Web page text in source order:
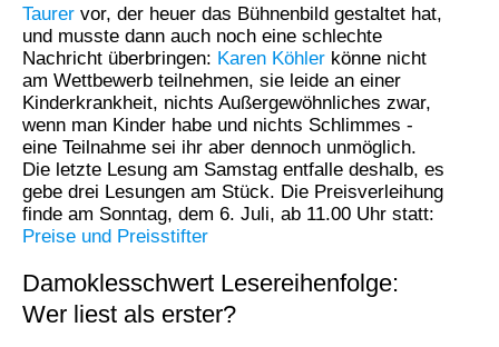
Taurer vor, der heuer das Bühnenbild gestaltet hat,
und musste dann auch noch eine schlechte
Nachricht überbringen: Karen Köhler könne nicht
am Wettbewerb teilnehmen, sie leide an einer
Kinderkrankheit, nichts Außergewöhnliches zwar,
wenn man Kinder habe und nichts Schlimmes -
eine Teilnahme sei ihr aber dennoch unmöglich.
Die letzte Lesung am Samstag entfalle deshalb, es
gebe drei Lesungen am Stück. Die Preisverleihung
finde am Sonntag, dem 6. Juli, ab 11.00 Uhr statt:
Preise und Preisstifter
Damoklesschwert Lesereihenfolge:
Wer liest als erster?